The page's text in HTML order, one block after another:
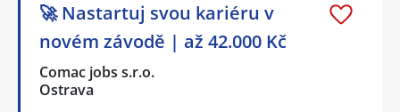
🚀 Nastartuj svou kariéru v
novém závodě | až 42.000 Kč
Comac jobs s.r.o.
Ostrava